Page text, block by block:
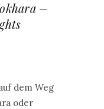
–
dem Weg
oder